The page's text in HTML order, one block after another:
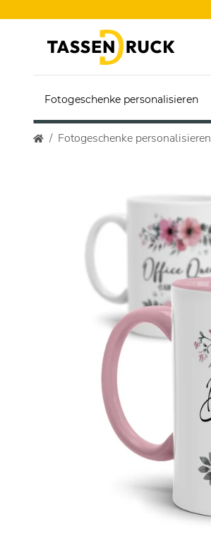
Fotogeschenke personalisieren
Fotogeschenke personalisieren